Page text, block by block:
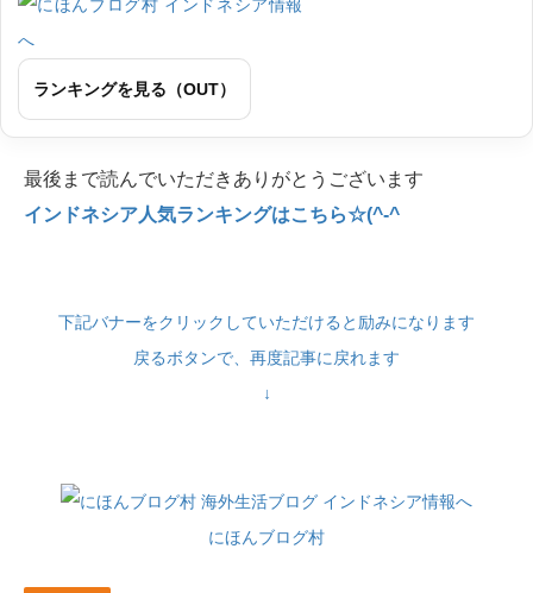
ランキングを見る（OUT）
最後まで読んでいただきありがとうございます
インドネシア人気ランキングはこちら☆(^-^
下記バナーをクリックしていただけると励みになります
戻るボタンで、再度記事に戻れます
↓
にほんブログ村